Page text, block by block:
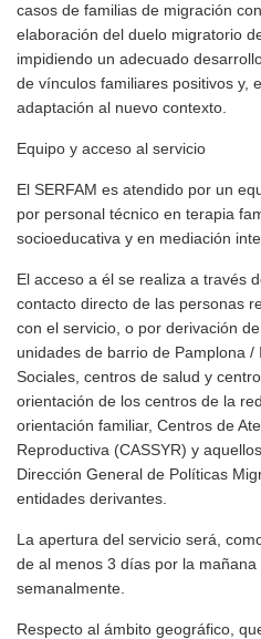
casos de familias de migración
elaboración del duelo migratorio
impidiendo un adecuado
de vínculos familiares positivos y,
adaptación al nuevo contexto.
Equipo y acceso al servicio
El SERFAM es atendido por un
por personal técnico en terapia
socioeducativa y en mediación
El acceso a él se realiza a través
contacto directo de las personas
con el servicio, o por derivación
unidades de barrio de Pamplona
Sociales, centros de salud y
orientación de los centros de la
orientación familiar, Centros de
Reproductiva (CASSYR) y
Dirección General de Políticas
entidades derivantes.
La apertura del servicio será,
de al menos 3 días por la
semanalmente.
Respecto al ámbito geográfico,